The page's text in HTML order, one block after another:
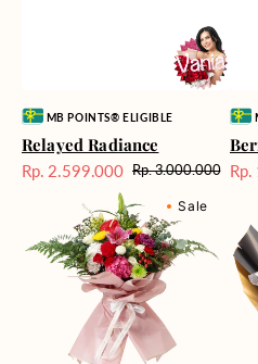
Vendor:MB POINTS® ELIGIBLE
Relayed Radiance
Harga
Rp. 2.599.000 Harga
reguler
Rp. 3.000.000
Sale